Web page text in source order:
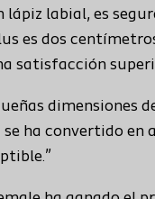
labial, es
es dos
satisfacción
dimensiones
ha convertido